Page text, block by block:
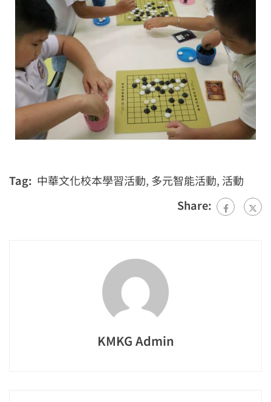
Tag: 中華文化校本學習活動, 多元智能活動, 活動
Share:
KMKG Admin